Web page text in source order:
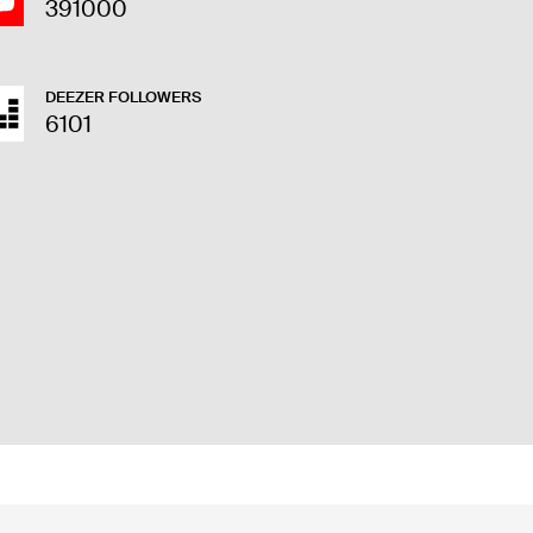
391000
DEEZER FOLLOWERS
6101